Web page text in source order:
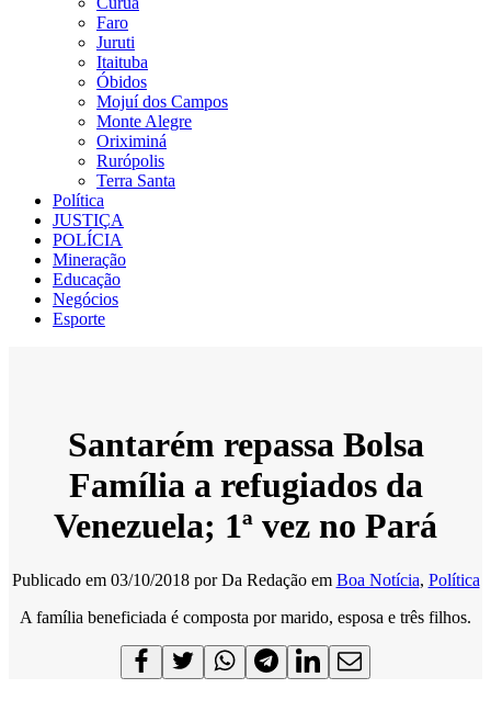
Faro
Juruti
Itaituba
Óbidos
Mojuí dos Campos
Monte Alegre
Oriximiná
Rurópolis
Terra Santa
Política
JUSTIÇA
POLÍCIA
Mineração
Educação
Negócios
Esporte
Santarém repassa Bolsa
Família a refugiados da
Venezuela; 1ª vez no Pará
Publicado em 03/10/2018 porDa Redação em Boa Notícia, Política
A família beneficiada é composta por marido, esposa e três filhos.